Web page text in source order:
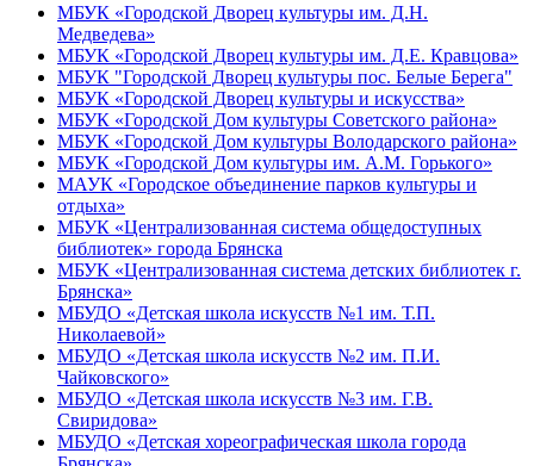
МБУК «Городской Дворец культуры им. Д.Н.
Медведева»
МБУК «Городской Дворец культуры им. Д.Е. Кравцова»
МБУК "Городской Дворец культуры пос. Белые Берега"
МБУК «Городской Дворец культуры и искусства»
МБУК «Городской Дом культуры Советского района»
МБУК «Городской Дом культуры Володарского района»
МБУК «Городской Дом культуры им. А.М. Горького»
МАУК «Городское объединение парков культуры и
отдыха»
МБУК «Централизованная система общедоступных
библиотек» города Брянска
МБУК «Централизованная система детских библиотек г.
Брянска»
МБУДО «Детская школа искусств №1 им. Т.П.
Николаевой»
МБУДО «Детская школа искусств №2 им. П.И.
Чайковского»
МБУДО «Детская школа искусств №3 им. Г.В.
Свиридова»
МБУДО «Детская хореографическая школа города